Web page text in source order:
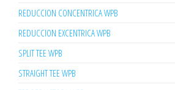
REDUCCION CONCENTRICA WPB
REDUCCION EXCENTRICA WPB
SPLIT TEE WPB
STRAIGHT TEE WPB